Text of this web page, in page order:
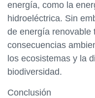
energía, como la
hidroeléctrica. Sin
de energía renovable
consecuencias
los ecosistemas y la
biodiversidad.
Conclusión